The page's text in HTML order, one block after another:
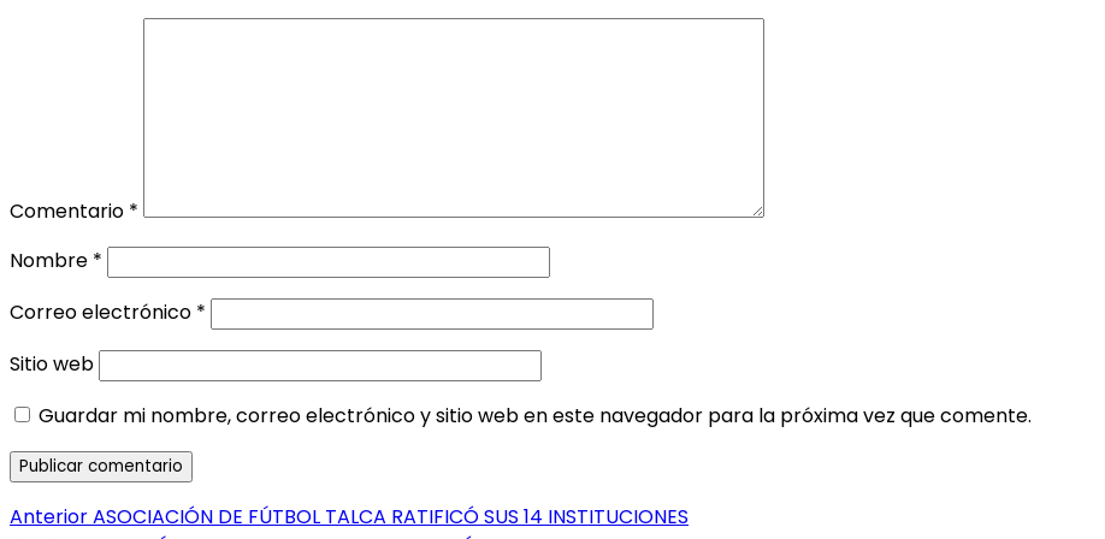
Comentario *
Nombre *
Correo electrónico *
Sitio web
Guardar mi nombre, correo electrónico y sitio web en este navegador para la próxima vez que comente.
Navegación
AnteriorEntrada
ASOCIACIÓN DE FÚTBOL TALCA RATIFICÓ SUS 14 INSTITUCIONES